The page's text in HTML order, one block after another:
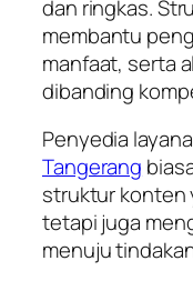
dan ringkas.
membantu
manfaat, serta
dibanding
Penyedia
Tangerang
struktur konten
tetapi juga
menuju